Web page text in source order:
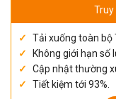
Truy
Tải xuống toàn bộ
Không giới hạn số
Cập nhật thường
Tiết kiệm tới 93%.